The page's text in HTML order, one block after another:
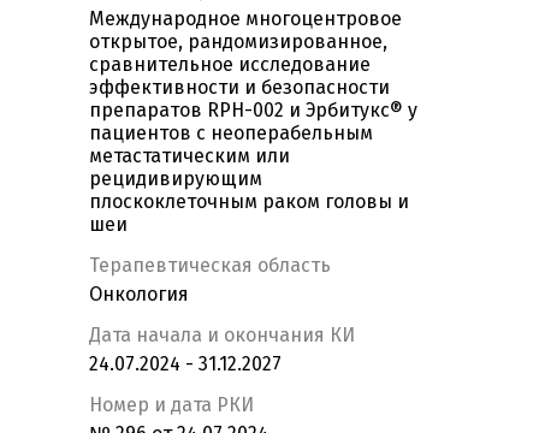
Международное многоцентровое
открытое, рандомизированное,
сравнительное исследование
эффективности и безопасности
препаратов RPH-002 и Эрбитукс® у
пациентов с неоперабельным
метастатическим или
рецидивирующим
плоскоклеточным раком головы и
шеи
Терапевтическая область
Онкология
Дата начала и окончания КИ
24.07.2024 - 31.12.2027
Номер и дата РКИ